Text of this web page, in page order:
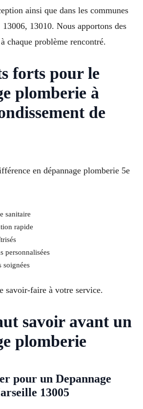
ainsi que dans les communes
13010. Nous apportons des
chaque problème rencontré.
forts pour le
plomberie à
de
en dépannage plomberie 5e
sanitaire
rapide
personnalisées
soignées
savoir-faire à votre service.
savoir avant un
plomberie
pour un Depannage
13005